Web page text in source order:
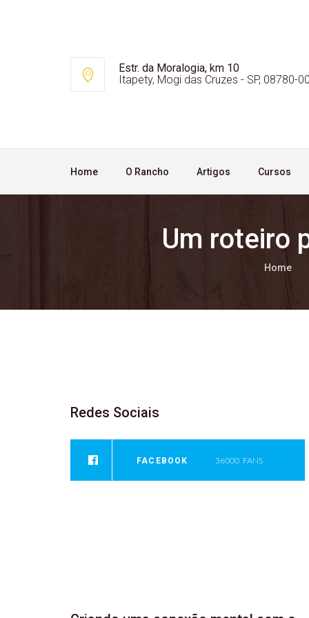
Estr. da Moralogia, km 10
Itapety, Mogi das Cruzes - SP, 08780-
Home O Rancho Artigos Cursos
Um roteiro
Home
Redes Sociais
FACEBOOK 36000 FANS